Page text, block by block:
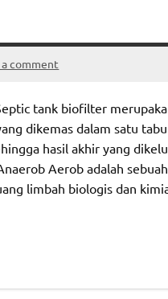
a comment
tank biofilter
dikemas dalam satu
hasil akhir yang
Aerob adalah
limbah biologis dan